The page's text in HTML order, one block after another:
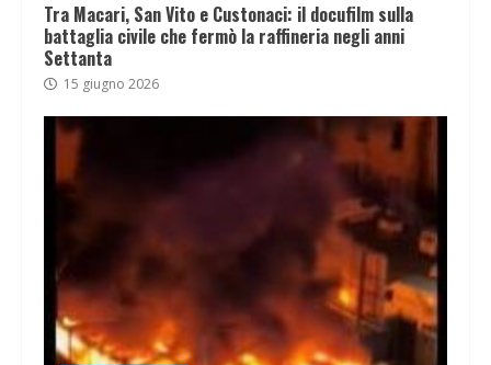
Tra Macari, San Vito e Custonaci: il docufilm sulla
battaglia civile che fermò la raffineria negli anni
Settanta
15 giugno 2026